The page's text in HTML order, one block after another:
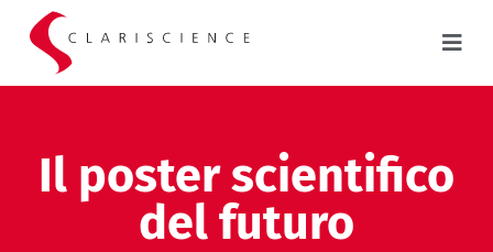
Il poster scientifico
del futuro